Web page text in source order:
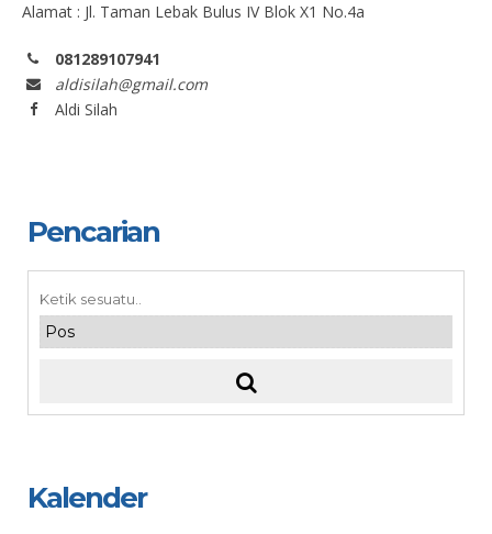
Alamat : Jl. Taman Lebak Bulus IV Blok X1 No.4a
081289107941
aldisilah@gmail.com
Aldi Silah
Pencarian
Kalender